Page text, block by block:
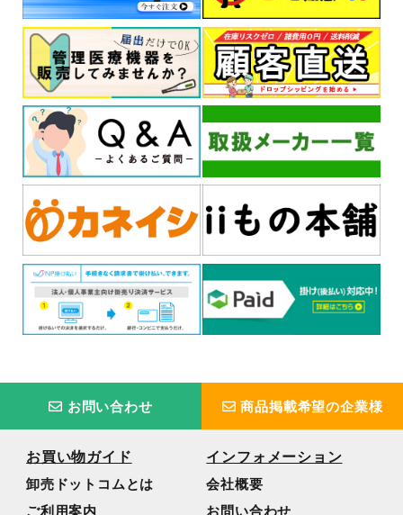
お問い合わせ 商品掲載希望の企業様
お買い物ガイド
卸売ドットコムとは
ご利用案内
インフォメーション
会社概要
お問い合わせ